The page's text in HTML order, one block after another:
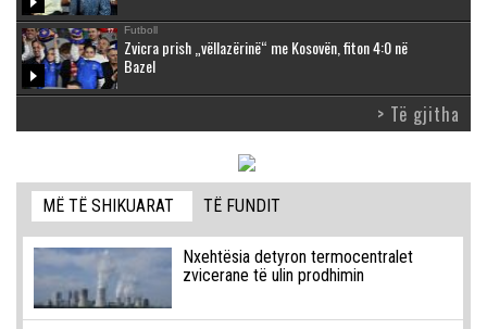
Futboll
Zvicra prish „vëllazërinë“ me Kosovën, fiton 4:0 në
Bazel
> Të gjitha
MË TË SHIKUARAT TË FUNDIT
Nxehtësia detyron termocentralet
zvicerane të ulin prodhimin